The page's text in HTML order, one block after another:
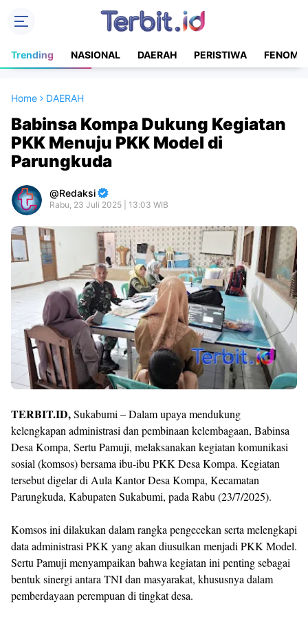
Trending NASIONAL DAERAH PERISTIWA
Home DAERAH
Babinsa Kompa Dukung Kegiatan
PKK Menuju PKK Model di
Parungkuda
Redaksi
Rabu, 23 Juli 2025 | 13:03 WIB
TERBIT.ID,Sukabumi – Dalam upaya mendukung
kelengkapan administrasi dan pembinaan kelembagaan, Babinsa
Desa Kompa, Sertu Pamuji, melaksanakan kegiatan komunikasi
sosial (komsos) bersama ibu-ibu PKK Desa Kompa. Kegiatan
tersebut digelar di Aula Kantor Desa Kompa, Kecamatan
Parungkuda, Kabupaten Sukabumi, pada Rabu (23/7/2025).
Komsos ini dilakukan dalam rangka pengecekan serta melengkapi
data administrasi PKK yang akan diusulkan menjadi PKK Model.
Sertu Pamuji menyampaikan bahwa kegiatan ini penting sebagai
bentuk sinergi antara TNI dan masyarakat, khususnya dalam
pemberdayaan perempuan di tingkat desa.